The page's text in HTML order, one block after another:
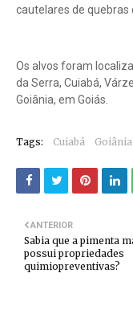
cautelares de quebras
Os alvos foram
da Serra, Cuiabá,
Goiânia, em Goiás.
Tags: Cuiabá Goiânia
ANTERIOR
Sabia que a pimenta
possui propriedades
quimiopreventivas?